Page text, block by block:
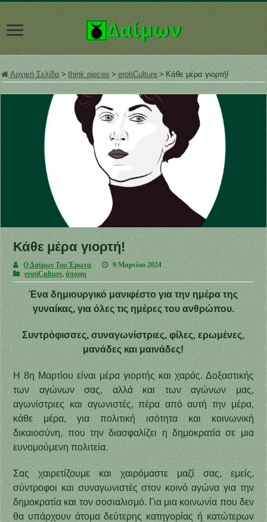
Αρχική Σελίδα > think pieces > erotiCulture > Κάθε μέρα γιορτή!
Κάθε μέρα γιορτή!
Ο Δαίμων Του Έρωτα
9 Μαρτίου 2024
erotiCulture,άποψη
Ένα δημιουργικό μανιφέστο για την ημέρα της
γυναίκας, για όλες τις ημέρες του ανθρώπου.
Συντρόφισσες, συναγωνίστριες, φίλες, ερωμένες,
μανάδες και μαινάδες!
Η 8η Μαρτίου είναι μέρα γιορτής και χαράς. Δοξαστικής
των αγώνων σας, αλλά και των αγώνων μας,
αγωνίστριες και αγωνιστές, πέρα από αυτή την μέρα,
κάθε μέρα, για πολιτική ισότητα και κοινωνική
δικαιοσύνη, που την διασφαλίζει η δημοκρατία σε μια
ευνομούμενη πολιτεία.
Σας χαιρετίζουμε και χαιρόμαστε μαζί σας, εμείς,
σύντροφοι και συναγωνιστές στον κοινό αγώνα για την
δημοκρατία και τον σοσιαλισμό. Για μια κοινωνία που δεν
θα υπάρχουν άτομα δεύτερης κατηγορίας ή κατώτερων